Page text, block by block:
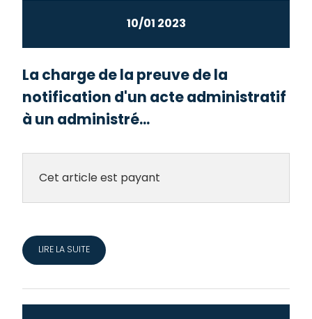
10/01 2023
La charge de la preuve de la
notification d'un acte administratif
à un administré...
Cet article est payant
LIRE LA SUITE